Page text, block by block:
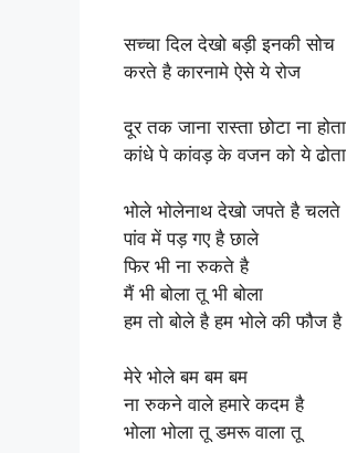
सच्चा दिल देखो बड़ी इनकी सोच
करते है कारनामे ऐसे ये रोज
दूर तक जाना रास्ता छोटा ना होता
कांधे पे कांवड़ के वजन को ये ढोता
भोले भोलेनाथ देखो जपते है चलते
पांव में पड़ गए है छाले
फिर भी ना रुकते है
मैं भी बोला तू भी बोला
हम तो बोले है हम भोले की फौज है
मेरे भोले बम बम बम
ना रुकने वाले हमारे कदम है
भोला भोला तू डमरू वाला तू